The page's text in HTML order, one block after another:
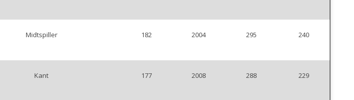
Midtspiller 182 2004 295 240
Kant 177 2008 288 229